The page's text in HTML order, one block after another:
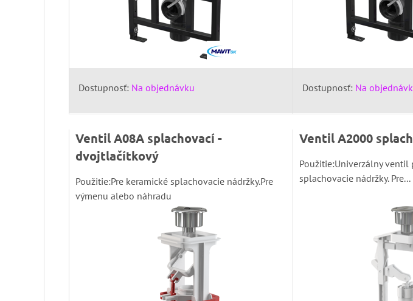
Dostupnosť: Na objednávku Dostupnosť: Na
Ventil A08A splachovací -
dvojtlačítkový
Použitie:Pre keramické splachovacie nádržky.Pre
výmenu alebo náhradu
Ventil A2000
Použitie:Univerzálny ventil
splachovacie nádržky. Pre...